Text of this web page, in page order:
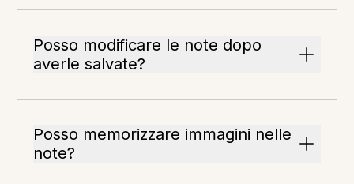
Posso modificare le note dopo
averle salvate?
Posso memorizzare immagini nelle
note?